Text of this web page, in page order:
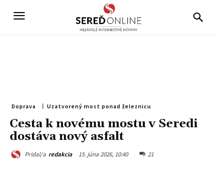
Doprava Uzatvorený most ponad železnicu
Cesta k novému mostu v Seredi
dostáva nový asfalt
Pridal/a redakcia 15. júna 2026, 10:40 21